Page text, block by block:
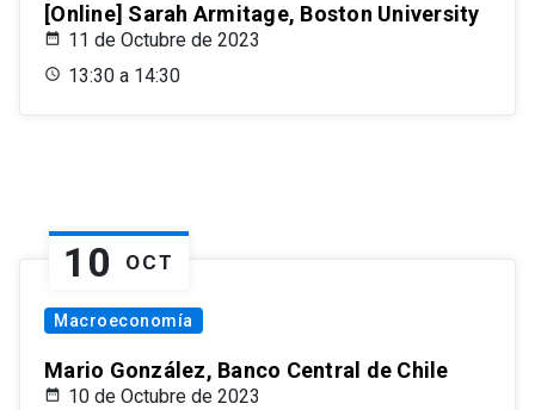
[Online] Sarah Armitage, Boston University
11 de Octubre de 2023
13:30 a 14:30
10 OCT
Macroeconomía
Mario González, Banco Central de Chile
10 de Octubre de 2023